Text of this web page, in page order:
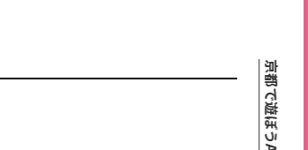
京都で遊ぼうART